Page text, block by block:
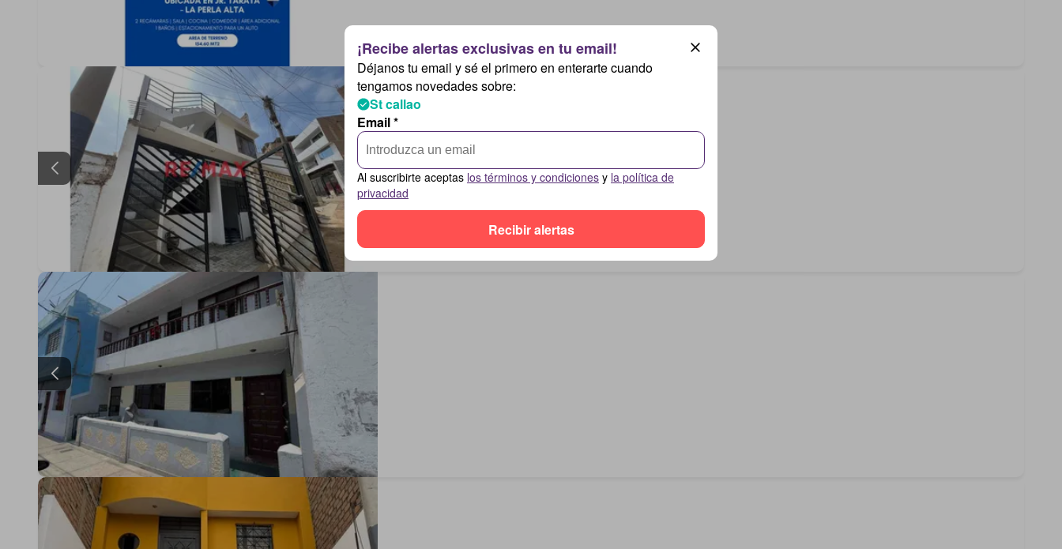
Déjanos tu email y sé el primero en enterarte cuando
tengamos novedades sobre:
St callao
Email *
Al suscribirte aceptas los términos y condiciones y la política de
privacidad
Recibir alertas